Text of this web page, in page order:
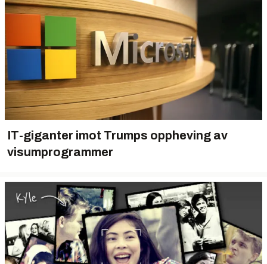
IT-giganter imot Trumps oppheving av
visumprogrammer